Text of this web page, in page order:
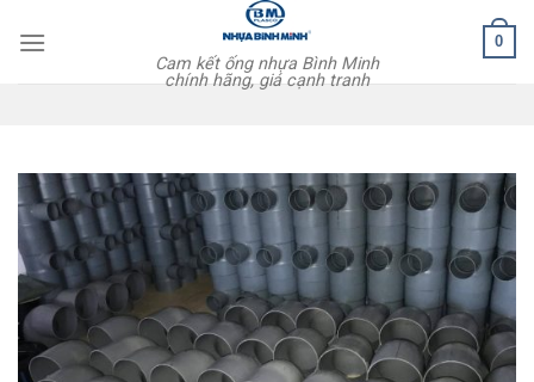
Cam kết ống nhựa Bình Minh
chính hãng, giá cạnh tranh
0